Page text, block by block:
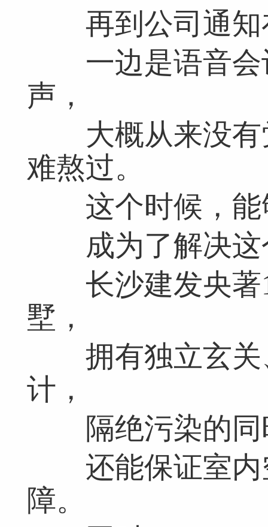
再到公司通知
一边是语音会
声，
大概从来没有
难熬过。
这个时候，能
成为了解决这
长沙建发央著
墅，
拥有独立玄关
计，
隔绝污染的同
还能保证室内
障。